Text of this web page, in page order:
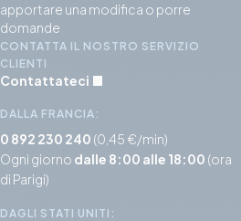
apportare una modifica o porre
domande
CONTATTA IL NOSTRO SERVIZIO
CLIENTI
Contattateci
DALLA FRANCIA:
0 892 230 240 (0,45 €/min)
Ogni giorno dalle 8:00 alle 18:00 (ora
di Parigi)
DAGLI STATI UNITI: